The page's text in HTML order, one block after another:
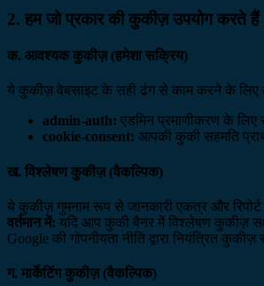
2. हम जो प्रकार की कुकीज़ उपयोग करते हैं
क. आवश्यक कुकीज़ (हमेशा सक्रिय)
ये कुकीज़ वेबसाइट के सही ढंग से काम करने के लिए
admin-auth: एडमिन प्रमाणीकरण के
cookie-consent: आपकी कुकी सहमति
ख. विश्लेषण कुकीज़ (वैकल्पिक)
ये कुकीज़ गुमनाम रूप से जानकारी एकत्र और
वर्तमान में: यदि आप कुकी बैनर में विश्लेषण कुकीज़
Google की गोपनीयता नीति द्वारा नियंत्रित
ग. मार्केटिंग कुकीज़ (वैकल्पिक)